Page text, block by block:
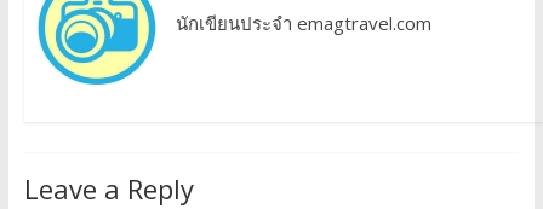
นักเขียนประจำ emagtravel.com
Leave a Reply